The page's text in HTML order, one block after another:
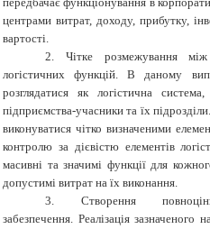
центрами витрат, доходу, прибутку,
вартості.
2. Чітке розмежування між
логістичних функцій. В даному
розглядатися як логістична
підприємства-учасники та їх
виконуватися чітко визначеними
контролю за дієвістю елементів
масивні та значимі функції для
допустимі витрат на їх виконання.
3. Створення
забезпечення. Реалізація